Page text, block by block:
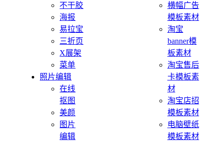
不干胶
海报
易拉宝
三折页
X展架
菜单
照片编辑
在线
抠图
美颜
图片
编辑
横幅广告
模板素材
淘宝
banner模
板素材
淘宝售后
卡模板素
材
淘宝店招
模板素材
电脑壁纸
模板素材